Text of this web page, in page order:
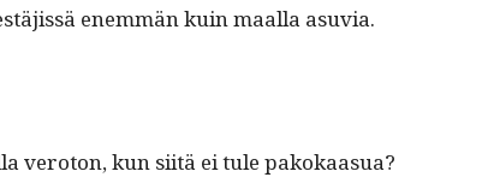
enem­män kuin maal­la asuvia.
vero­ton, kun siitä ei tule pakokaa­sua?